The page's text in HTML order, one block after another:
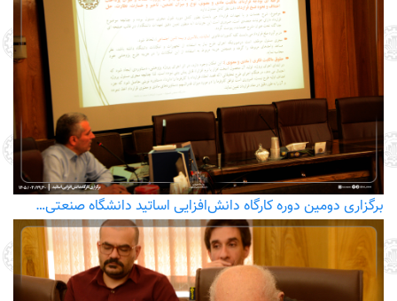
برگزاری دومین دوره کارگاه دانش‌افزایی اساتید دانشگاه صنعتی…